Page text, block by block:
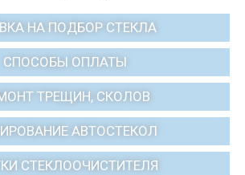
НА ПОДБОР СТЕКЛА
СПОСОБЫ ОПЛАТЫ
ТРЕЩИН, СКОЛОВ
АВТОСТЕКОЛ
СТЕКЛООЧИСТИТЕЛЯ